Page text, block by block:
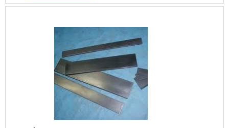
envolvidos na confecção Gaxetas
Gaxetas de fibra de vidro; Gaxetas
de amianto; Gaxetas de nylon.O
produto tem boa resistência à
temperatura, e ótima resistência
química podendo ser utilizada em
válvulas. Ela também pode ser usada
em bombas recip.